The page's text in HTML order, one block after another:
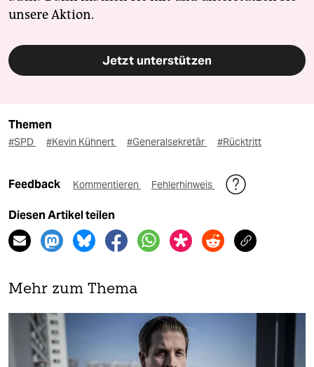
unsere Aktion.
Jetzt unterstützen
Themen
#SPD #Kevin Kühnert #Generalsekretär #Rücktritt
Feedback Kommentieren Fehlerhinweis
Diesen Artikel teilen
Mehr zum Thema